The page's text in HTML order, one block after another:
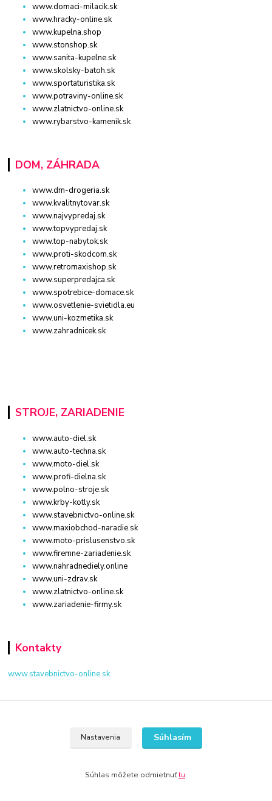
www.domaci-milacik.sk
www.hracky-online.sk
www.kupelna.shop
www.stonshop.sk
www.sanita-kupelne.sk
www.skolsky-batoh.sk
www.sportaturistika.sk
www.potraviny-online.sk
www.zlatnictvo-online.sk
www.rybarstvo-kamenik.sk
DOM, ZÁHRADA
www.dm-drogeria.sk
www.kvalitnytovar.sk
www.najvypredaj.sk
www.topvypredaj.sk
www.top-nabytok.sk
www.proti-skodcom.sk
www.retromaxishop.sk
www.superpredajca.sk
www.spotrebice-domace.sk
www.osvetlenie-svietidla.eu
www.uni-kozmetika.sk
www.zahradnicek.sk
STROJE, ZARIADENIE
www.auto-diel.sk
www.auto-techna.sk
www.moto-diel.sk
www.profi-dielna.sk
www.polno-stroje.sk
www.krby-kotly.sk
www.stavebnictvo-online.sk
www.maxiobchod-naradie.sk
www.moto-prislusenstvo.sk
www.firemne-zariadenie.sk
www.nahradnediely.online
www.uni-zdrav.sk
www.zlatnictvo-online.sk
www.zariadenie-firmy.sk
Kontakty
www.stavebnictvo-online.sk
+421 940 949 000
info@stavebnictvo-online.sk
Nastavenia Súhlasím
Súhlas môžete odmietnuťtu.